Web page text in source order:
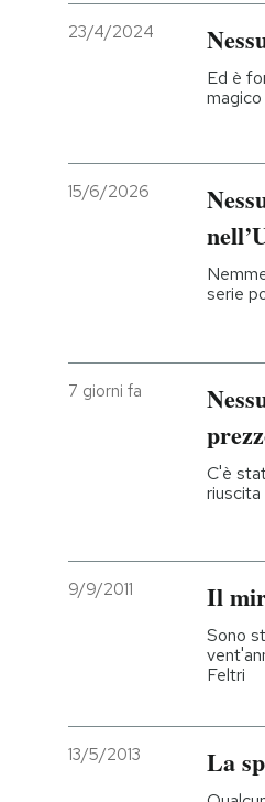
23/4/2024
Ed è
15/6/2026
serie
7 giorni fa
C'è
riuscita
9/9/2011 Il
Sono
Feltri
13/5/2013 La